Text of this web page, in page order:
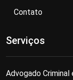
Contato
Serviços
Advogado Criminal